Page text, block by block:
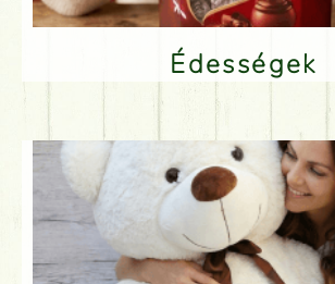
Édességek